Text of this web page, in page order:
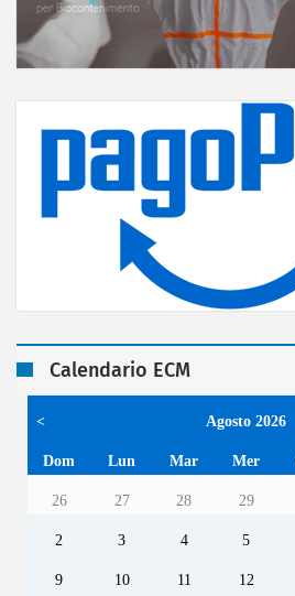
Calendario ECM
< Agosto 2026
Dom Lun Mar Mer
26 27 28 29
2 3 4 5
9 10 11 12